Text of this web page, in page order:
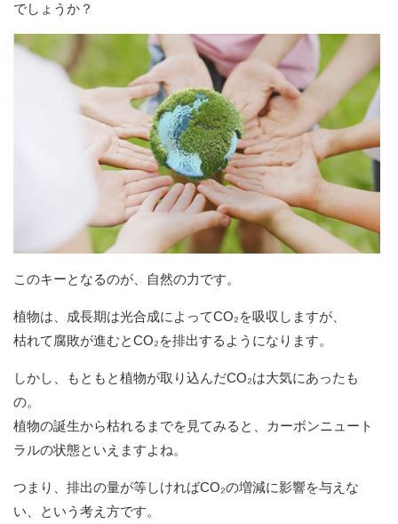
でしょうか？
このキーとなるのが、自然の力です。
植物は、成長期は光合成によってCO₂を吸収しますが、
枯れて腐敗が進むとCO₂を排出するようになります。
しかし、もともと植物が取り込んだCO₂は大気にあったも
の。
植物の誕生から枯れるまでを見てみると、カーボンニュート
ラルの状態といえますよね。
つまり、排出の量が等しければCO₂の増減に影響を与えな
い、という考え方です。